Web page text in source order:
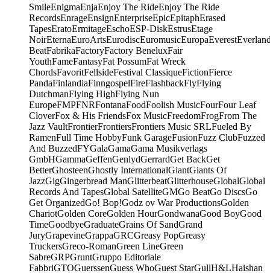
SmileEnigmaEnjaEnjoy The RideEnjoy The Ride
RecordsEnrageEnsignEnterpriseEpicEpitaphErased
TapesEratoErmitageEschoESP-DiskEstrusEtage
NoirEternaEuroArtsEurodiscEuromusicEuropaEverest
BeatFabrikaFactoryFactory BeneluxFair
YouthFameFantasyFat PossumFat Wreck
ChordsFavoritFellsideFestival ClassiqueFictionFierce
PandaFinlandiaFinngospelFireFlashbackFlyFlying
DutchmanFlying HighFlying Nun
EuropeFMPFNRFontanaFoodFoolish MusicFourFour Leaf
CloverFox & His FriendsFox MusicFreedomFrogFrom The
Jazz VaultFrontierFrontiersFrontiers Music SRLFueled By
RamenFull Time HobbyFunk GarageFusionFuzz ClubFuzzed
And BuzzedFYGalaGamaGama Musikverlags
GmbHGammaGeffenGenlydGerrardGet BackGet
BetterGhosteenGhostly InternationalGiantGiants Of
JazzGigGingerbread ManGlitterbeatGlitterhouseGlobalGlobal
Records And TapesGlobal SatelliteGMGo BeatGo DiscsGo
Get OrganizedGo! Bop!Godz ov War ProductionsGolden
ChariotGolden CoreGolden HourGondwanaGood BoyGood
TimeGoodbyeGraduateGrains Of SandGrand
JuryGrapevineGrappaGRCGreasy PopGreasy
TruckersGreco-RomanGreen LineGreen
SabreGRPGruntGruppo Editoriale
FabbriGTOGuerssenGuess WhoGuest StarGullH&LHaishan